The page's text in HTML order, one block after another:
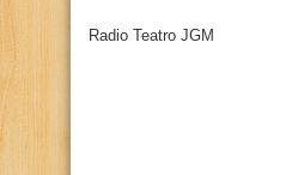
Radio Teatro JGM